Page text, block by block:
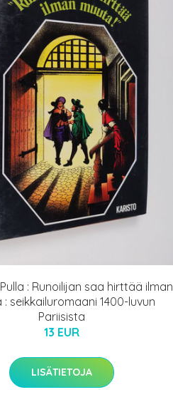
: Runoilijan saa hirttää ilman
: seikkailuromaani 1400-luvun
Pariisista
13 EUR
LISÄTIETOJA